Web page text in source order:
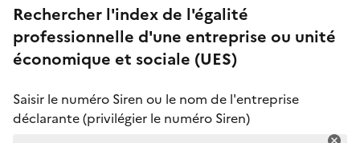
Rechercher l'index de l'égalité
professionnelle d'une entreprise ou unité
économique et sociale (UES)
Saisir le numéro Siren ou le nom de l'entreprise
déclarante (privilégier le numéro Siren)